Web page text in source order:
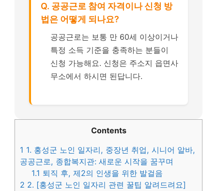
Q. 공공근로 참여 자격이나 신청 방
법은 어떻게 되나요?
공공근로는 보통 만 60세 이상이거나
특정 소득 기준을 충족하는 분들이
신청 가능해요. 신청은 주소지 읍면사
무소에서 하시면 된답니다.
Contents
1 1. 홍성군 노인 일자리, 중장년 취업, 시니어 알바,
공공근로, 종합복지관: 새로운 시작을 꿈꾸며
1.1 퇴직 후, 제2의 인생을 위한 발걸음
2 2. [홍성군 노인 일자리 관련 꿀팁 알려드려요]